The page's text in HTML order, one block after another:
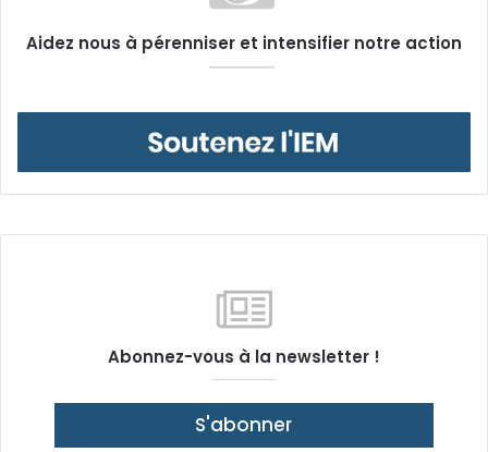
Aidez nous à pérenniser et intensifier notre action
Abonnez-vous à la newsletter !
S'abonner